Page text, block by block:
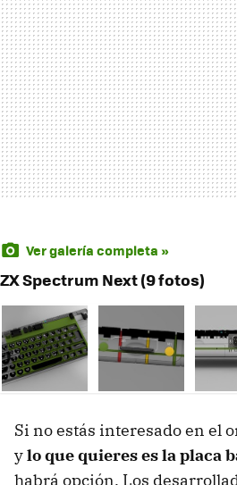
Ver galería completa »
ZX Spectrum Next (9 fotos)
Si no estás interesado en el
ylo que quieres es la placa
habrá opción. Los